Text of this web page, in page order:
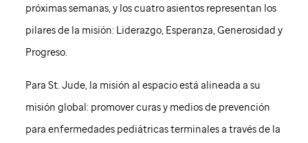
próximas semanas, y los cuatro asientos representan los
pilares de la misión: Liderazgo, Esperanza, Generosidad y
Progreso.
Para St. Jude, la misión al espacio está alineada a su
misión global: promover curas y medios de prevención
para enfermedades pediátricas terminales a través de la